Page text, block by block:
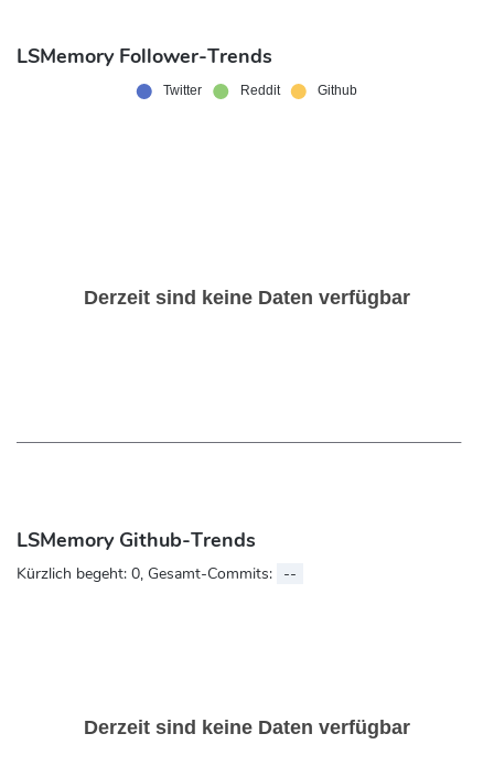
LSMemory Follower-Trends
LSMemory Github-Trends
Kürzlich begeht: 0, Gesamt-Commits: --